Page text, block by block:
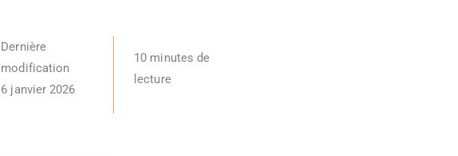
Dernière
modification
6 janvier 2026
10 minutes de
lecture